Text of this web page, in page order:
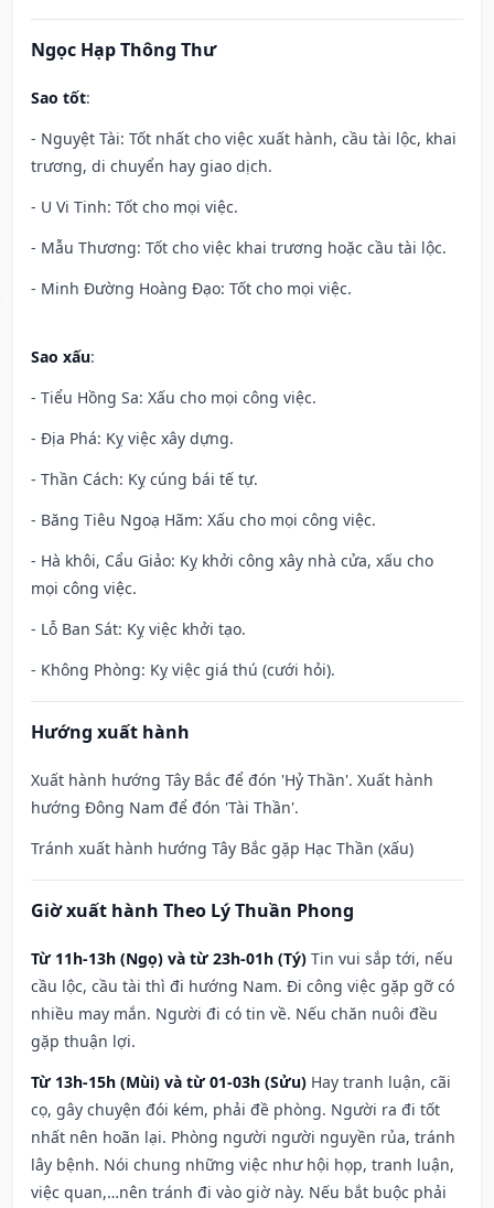
Ngọc Hạp Thông Thư
Sao tốt:
- Nguyệt Tài: Tốt nhất cho việc xuất hành, cầu tài lộc, khai
trương, di chuyển hay giao dịch.
- U Vi Tinh: Tốt cho mọi việc.
- Mẫu Thương: Tốt cho việc khai trương hoặc cầu tài lộc.
- Minh Đường Hoàng Đạo: Tốt cho mọi việc.
Sao xấu:
- Tiểu Hồng Sa: Xấu cho mọi công việc.
- Địa Phá: Kỵ việc xây dựng.
- Thần Cách: Kỵ cúng bái tế tự.
- Băng Tiêu Ngoạ Hãm: Xấu cho mọi công việc.
- Hà khôi, Cẩu Giảo: Kỵ khởi công xây nhà cửa, xấu cho
mọi công việc.
- Lỗ Ban Sát: Kỵ việc khởi tạo.
- Không Phòng: Kỵ việc giá thú (cưới hỏi).
Hướng xuất hành
Xuất hành hướng Tây Bắc để đón 'Hỷ Thần'. Xuất hành
hướng Đông Nam để đón 'Tài Thần'.
Tránh xuất hành hướng Tây Bắc gặp Hạc Thần (xấu)
Giờ xuất hành Theo Lý Thuần Phong
Từ 11h-13h (Ngọ) và từ 23h-01h (Tý) Tin vui sắp tới, nếu
cầu lộc, cầu tài thì đi hướng Nam. Đi công việc gặp gỡ có
nhiều may mắn. Người đi có tin về. Nếu chăn nuôi đều
gặp thuận lợi.
Từ 13h-15h (Mùi) và từ 01-03h (Sửu) Hay tranh luận, cãi
cọ, gây chuyện đói kém, phải đề phòng. Người ra đi tốt
nhất nên hoãn lại. Phòng người người nguyền rủa, tránh
lây bệnh. Nói chung những việc như hội họp, tranh luận,
việc quan,…nên tránh đi vào giờ này. Nếu bắt buộc phải